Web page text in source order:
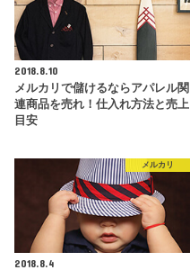
2018.8.10
メルカリで儲けるならアパレル関
連商品を売れ！仕入れ方法と売上
目安
メルカリ
2018.8.4